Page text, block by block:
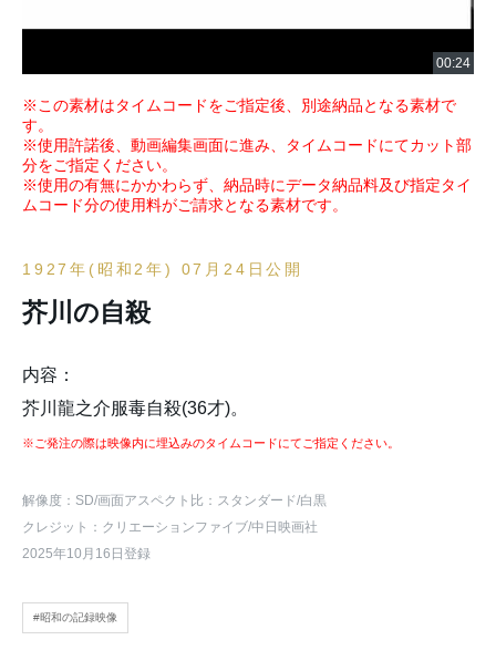
※この素材はタイムコードをご指定後、別途納品となる素材で
す。
※使用許諾後、動画編集画面に進み、タイムコードにてカット部
分をご指定ください。
※使用の有無にかかわらず、納品時にデータ納品料及び指定タイ
ムコード分の使用料がご請求となる素材です。
1927年(昭和2年) 07月24日公開
芥川の自殺
内容：
芥川龍之介服毒自殺(36才)。
※ご発注の際は映像内に埋込みのタイムコードにてご指定ください。
解像度：SD/画面アスペクト比：スタンダード/白黒
クレジット：クリエーションファイブ/中日映画社
2025年10月16日登録
#昭和の記録映像